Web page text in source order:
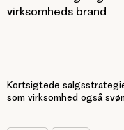
virksomheds brand
Kortsigtede
som virksomhed også